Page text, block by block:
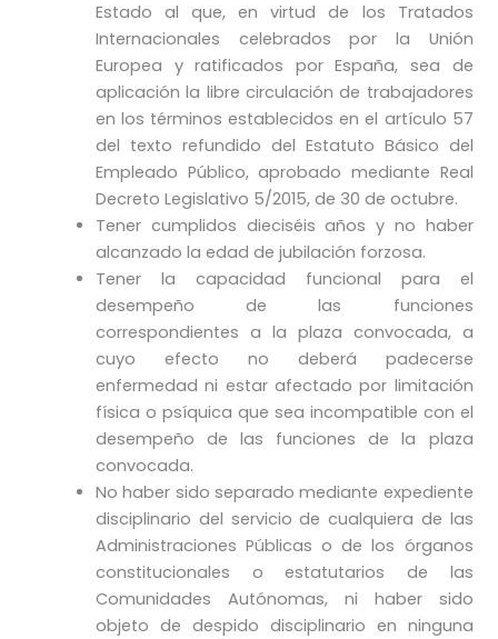
Estado al que, en virtud de los Tratados
Internacionales celebrados por la Unión
Europea y ratificados por España, sea de
aplicación la libre circulación de trabajadores
en los términos establecidos en el artículo 57
del texto refundido del Estatuto Básico del
Empleado Público, aprobado mediante Real
Decreto Legislativo 5/2015, de 30 de octubre.
Tener cumplidos dieciséis años y no haber
alcanzado la edad de jubilación forzosa.
Tener la capacidad funcional para el
desempeño de las funciones
correspondientes a la plaza convocada, a
cuyo efecto no deberá padecerse
enfermedad ni estar afectado por limitación
física o psíquica que sea incompatible con el
desempeño de las funciones de la plaza
convocada.
No haber sido separado mediante expediente
disciplinario del servicio de cualquiera de las
Administraciones Públicas o de los órganos
constitucionales o estatutarios de las
Comunidades Autónomas, ni haber sido
objeto de despido disciplinario en ninguna